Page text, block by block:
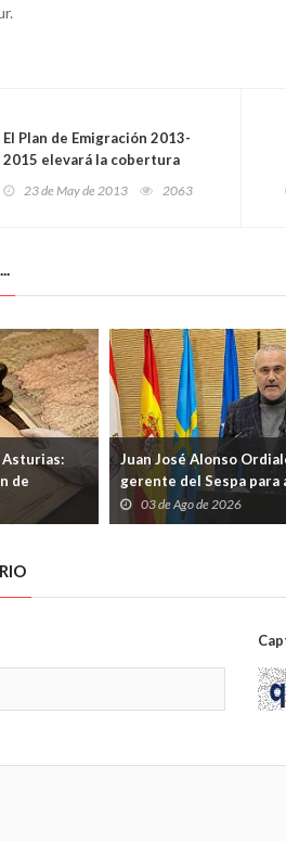
El Plan de Emigración 2013-
2015 elevará la cobertura
social de los emigrantes
asturianos
23 de May de 2013 2063
de
Juan José Alonso
gerente del Sespa para
etapa marcada por el
los profesionales
03 de Ago de 2026